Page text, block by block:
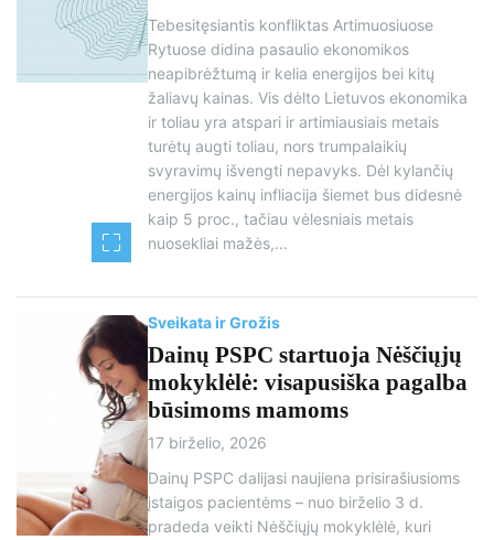
Tebesitęsiantis konfliktas Artimuosiuose
Rytuose didina pasaulio ekonomikos
neapibrėžtumą ir kelia energijos bei kitų
žaliavų kainas. Vis dėlto Lietuvos ekonomika
ir toliau yra atspari ir artimiausiais metais
turėtų augti toliau, nors trumpalaikių
svyravimų išvengti nepavyks. Dėl kylančių
energijos kainų infliacija šiemet bus didesnė
kaip 5 proc., tačiau vėlesniais metais
nuosekliai mažės,...
Sveikata ir Grožis
Dainų PSPC startuoja Nėščiųjų
mokyklėlė: visapusiška pagalba
būsimoms mamoms
17 birželio, 2026
Dainų PSPC dalijasi naujiena prisirašiusioms
įstaigos pacientėms – nuo birželio 3 d.
pradeda veikti Nėščiųjų mokyklėlė, kuri